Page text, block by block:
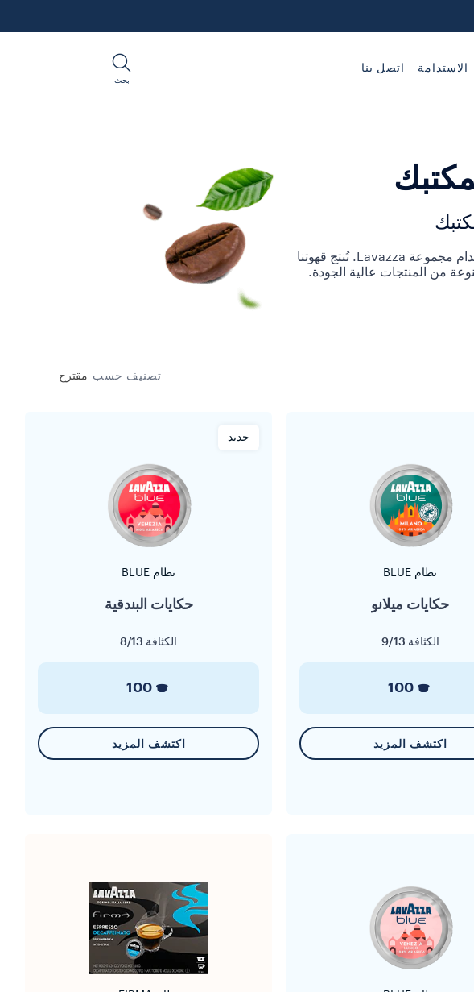
الاستدامة اتصل بنا
بحث
استمتع بتجربة قهوة بجودة المقاهي مباشرة في مكتبك باستخدام مجموعة Lavazza. تُنتج قهوتنا
من المنتجات عالية الجودة.
تصنيف حسب مقترح
نظام BLUE
حكايات ميلانو
الكثافة 9/13
100
اكتشف المزيد
جديد
نظام BLUE
حكايات البندقية
الكثافة 8/13
100
اكتشف المزيد